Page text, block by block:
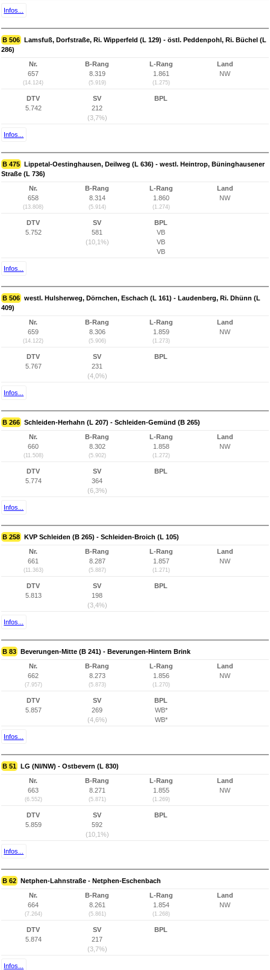
Infos...
B 506 Lamsfuß, Dorfstraße, Ri. Wipperfeld (L 129) - östl. Peddenpohl, Ri. Büchel (L
286)
Nr.
657
(14.124)
B-Rang
8.319
(5.919)
L-Rang
1.861
(1.275)
Land
NW
DTV
5.742
SV
212
(3,7%)
BPL
Infos...
B 475 Lippetal-Oestinghausen, Deilweg (L 636) - westl. Heintrop, Büninghausener
Straße (L 736)
Nr.
658
(13.808)
B-Rang
8.314
(5.914)
L-Rang
1.860
(1.274)
Land
NW
DTV
5.752
SV
581
(10,1%)
BPL
VB
VB
VB
Infos...
B 506 westl. Hulsherweg, Dörnchen, Eschach (L 161) - Laudenberg, Ri. Dhünn (L
409)
Nr.
659
(14.122)
B-Rang
8.306
(5.906)
L-Rang
1.859
(1.273)
Land
NW
DTV
5.767
SV
231
(4,0%)
BPL
Infos...
B 266 Schleiden-Herhahn (L 207) - Schleiden-Gemünd (B 265)
Nr.
660
(11.508)
B-Rang
8.302
(5.902)
L-Rang
1.858
(1.272)
Land
NW
DTV
5.774
SV
364
(6,3%)
BPL
Infos...
B 258 KVP Schleiden (B 265) - Schleiden-Broich (L 105)
Nr.
661
(11.363)
B-Rang
8.287
(5.887)
L-Rang
1.857
(1.271)
Land
NW
DTV
5.813
SV
198
(3,4%)
BPL
Infos...
B 83 Beverungen-Mitte (B 241) - Beverungen-Hintern Brink
Nr.
662
(7.957)
B-Rang
8.273
(5.873)
L-Rang
1.856
(1.270)
Land
NW
DTV
5.857
SV
269
(4,6%)
BPL
WB*
WB*
Infos...
B 51 LG (NI/NW) - Ostbevern (L 830)
Nr.
663
(6.552)
B-Rang
8.271
(5.871)
L-Rang
1.855
(1.269)
Land
NW
DTV
5.859
SV
592
(10,1%)
BPL
Infos...
B 62 Netphen-Lahnstraße - Netphen-Eschenbach
Nr.
664
(7.264)
B-Rang
8.261
(5.861)
L-Rang
1.854
(1.268)
Land
NW
DTV
5.874
SV
217
(3,7%)
BPL
Infos...